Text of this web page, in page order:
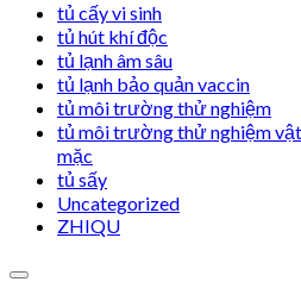
tủ cấy vi sinh
tủ hút khí độc
tủ lạnh âm sâu
tủ lạnh bảo quản vaccin
tủ môi trường thử nghiệm
tủ môi trường thử nghiệm
mặc
tủ sấy
Uncategorized
ZHIQU